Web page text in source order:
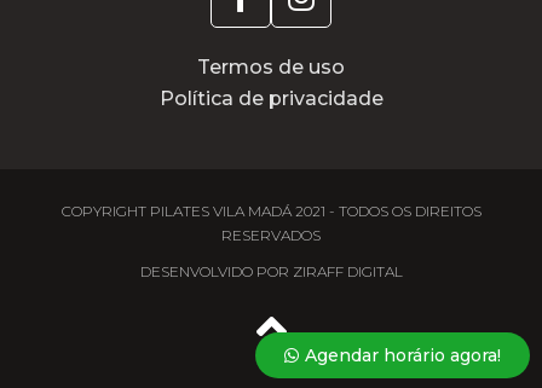
Termos de uso
Política de privacidade
COPYRIGHT PILATES VILA MADÁ 2021 - TODOS OS DIREITOS
RESERVADOS
DESENVOLVIDO POR ZIRAFF DIGITAL
Agendar horário agora!